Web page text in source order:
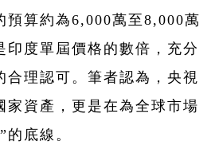
預算約為6,000萬至8,000萬
印度單屆價格的數倍，充分
合理認可。筆者認為，央視
家資產，更是在為全球市場
底線。